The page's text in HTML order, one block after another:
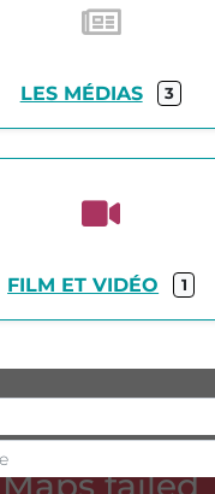
LES MÉDIAS 3
FILM ET VIDÉO 1
Maps failed